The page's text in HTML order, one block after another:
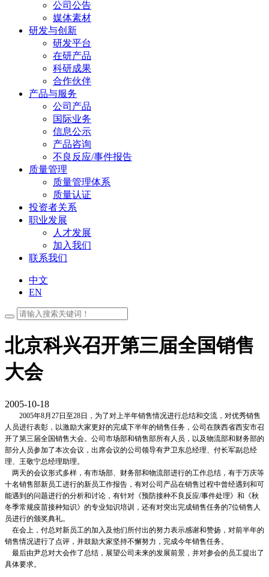
公司公告
媒体素材
研发与创新
研发平台
在研产品
科研成果
合作伙伴
产品与服务
公司产品
国际业务
信息公示
产品咨询
不良反应/事件报告
质量管理
质量管理体系
质量认证
投资者关系
职业发展
人才发展
加入我们
联系我们
中文
EN
北京科兴召开第三届全国销售
大会
2005-10-18
2005年8月27日至28日，为了对上半年销售情况进行总结和交流，对优秀销售
人员进行表彰，以激励大家更好的完成下半年的销售任务，公司在陕西省西安市召
开了第三届全国销售大会。 公司市场部和销售部所有人员，以及物流部和财务部的
部分人员参加了本次会议， 出席会议的公司领导有尹卫东总经理、 付长军副总经
理、王敬宁总经理助理。
两天的会议形式多样，有市场部、财务部和物流部进行的工作总结，有于万庆等
十名销售部新员工进行的新员工作报告，有对公司产品在销售过程中曾经遇到和可
能遇到的问题进行的分析和讨论，有针对《预防接种不良反应/事件处理》和《秋
冬季常规疫苗接种知识》的专业知识培训，还有对突出完成销售任务的7位销售人
员进行的颁奖典礼。
在会上，付总对新员工的加入及他们所付出的努力表示感谢和赞扬，对前半年的
销售情况进行了点评，并鼓励大家坚持不懈努力，完成今年销售任务。
最后由尹总对大会作了总结，展望公司未来的发展前景，并对参会的员工提出了
具体要求。